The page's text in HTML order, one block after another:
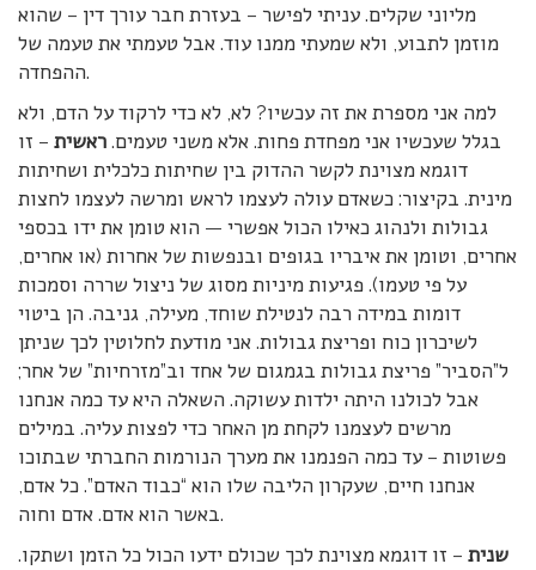
מליוני שקלים. עניתי לפישר – בעזרת חבר עורך דין – שהוא
מוזמן לתבוע, ולא שמעתי ממנו עוד. אבל טעמתי את טעמה של
ההפחדה.
למה אני מספרת את זה עכשיו? לא, לא כדי לרקוד על הדם, ולא
בגלל שעכשיו אני מפחדת פחות. אלא משני טעמים. ראשית – זו
דוגמא מצוינת לקשר ההדוק בין שחיתות כלכלית ושחיתות
מינית. בקיצור: כשאדם עולה לעצמו לראש ומרשה לעצמו לחצות
גבולות ולנהוג כאילו הכול אפשרי — הוא טומן את ידו בכספי
אחרים, וטומן את איבריו בגופים ובנפשות של אחרות (או אחרים,
על פי טעמו). פגיעות מיניות מסוג של ניצול שררה וסמכות
דומות במידה רבה לנטילת שוחד, מעילה, גניבה. הן ביטוי
לשיכרון כוח ופריצת גבולות. אני מודעת לחלוטין לכך שניתן
ל”הסביר” פריצת גבולות בגמגום של אחד וב”מזרחיות” של אחר;
אבל לכולנו היתה ילדות עשוקה. השאלה היא עד כמה אנחנו
מרשים לעצמנו לקחת מן האחר כדי לפצות עליה. במילים
פשוטות – עד כמה הפנמנו את מערך הנורמות החברתי שבתוכו
אנחנו חיים, שעקרון הליבה שלו הוא “כבוד האדם”. כל אדם,
באשר הוא אדם. אדם וחוה.
שנית – זו דוגמא מצוינת לכך שכולם ידעו הכול כל הזמן ושתקו.